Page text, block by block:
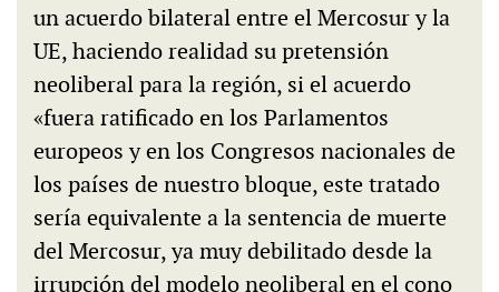
un acuerdo bilateral entre el Mercosur y la
UE, haciendo realidad su pretensión
neoliberal para la región, si el acuerdo
«fuera ratificado en los Parlamentos
europeos y en los Congresos nacionales de
los países de nuestro bloque, este tratado
sería equivalente a la sentencia de muerte
del Mercosur, ya muy debilitado desde la
irrupción del modelo neoliberal en el cono